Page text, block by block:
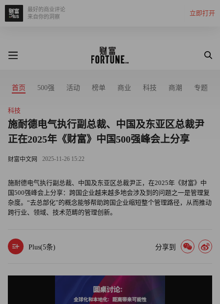
立即打开
最好的商业评论
来自你的洞察
首页 500强 活动 榜单 商业 科技 商潮 专题
科技
施耐德电气执行副总裁、中国及东亚区总裁尹
正在2025年《财富》中国500强峰会上分享
财富中文网 2025-11-26 15:22
施耐德电气执行副总裁、中国及东亚区总裁尹正，在2025年《财富》中
国500强峰会上分享：跨国企业越来越多地会涉及到的问题之一是管理复
杂度。“去总部化”的概念能够帮助跨国企业缩短整个管理路径，从而推动
跨行业、领域、技术范畴的管理创新。
Plus(5条) 分享到